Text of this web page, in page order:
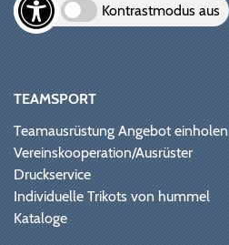
Kontrastmodus aus
TEAMSPORT
Teamausrüstung Angebot einholen
Vereinskooperation/Ausrüster
Druckservice
Individuelle Trikots von hummel
Kataloge